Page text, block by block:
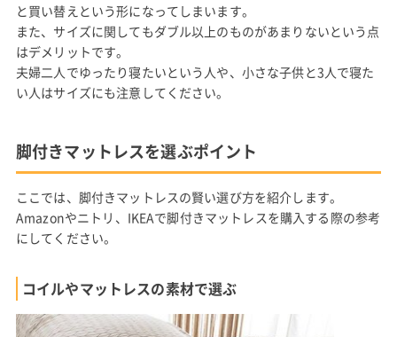
と買い替えという形になってしまいます。
また、サイズに関してもダブル以上のものがあまりないという点
はデメリットです。
夫婦二人でゆったり寝たいという人や、小さな子供と3人で寝た
い人はサイズにも注意してください。
脚付きマットレスを選ぶポイント
ここでは、脚付きマットレスの賢い選び方を紹介します。
Amazonやニトリ、IKEAで脚付きマットレスを購入する際の参考
にしてください。
コイルやマットレスの素材で選ぶ